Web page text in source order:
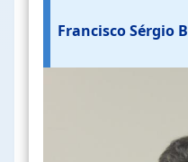
Francisco Sérgio